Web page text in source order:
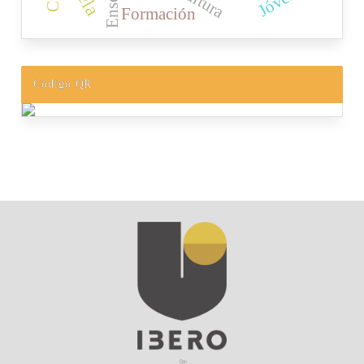
Formación
Código QR